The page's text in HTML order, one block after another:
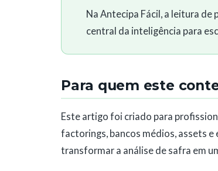
Na Antecipa Fácil, a leitura
central da inteligência para
Para quem este
Este artigo foi criado para
factorings, bancos médios, assets
transformar a análise de safra em